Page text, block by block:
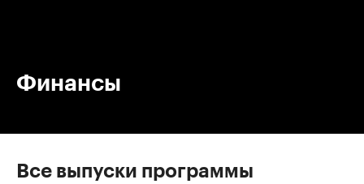
Финансы
Все выпуски программы